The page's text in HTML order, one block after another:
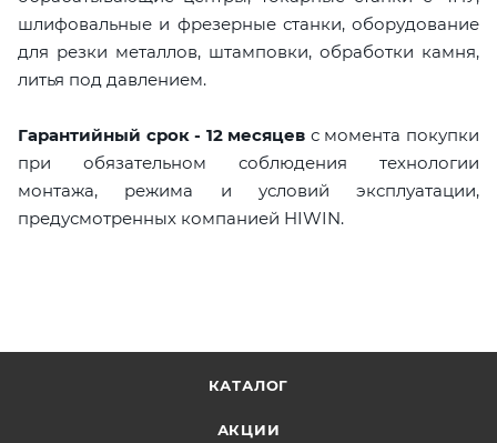
шлифовальные и фрезерные станки, оборудование
для резки металлов, штамповки, обработки камня,
литья под давлением.
Гарантийный срок - 12 месяцев с момента покупки
при обязательном соблюдения технологии
монтажа, режима и условий эксплуатации,
предусмотренных компанией HIWIN.
КАТАЛОГ
АКЦИИ